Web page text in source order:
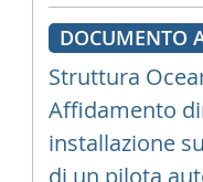
DOCUMENTO
Struttura
Affidamento
installazione
di un pilota